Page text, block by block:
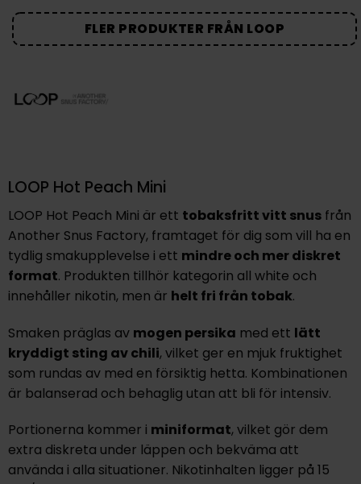
FLER PRODUKTER FRÅN LOOP
LOOP Hot Peach Mini
LOOP Hot Peach Mini är ett tobaksfritt vitt snusfrån
Another Snus Factory, framtaget för dig som vill ha en
tydlig smakupplevelse i ett mindre och mer diskret
format. Produkten tillhör kategorin all white och
innehåller nikotin, men är helt fri från tobak.
Smaken präglas av mogen persika med ett lätt
kryddigt sting av chili, vilket ger en mjuk fruktighet
som rundas av med en försiktig hetta. Kombinationen
är balanserad och behaglig utan att bli för intensiv.
Portionerna kommer i miniformat, vilket gör dem
extra diskreta under läppen och bekväma att
använda i alla situationer. Nikotinhalten ligger på 15